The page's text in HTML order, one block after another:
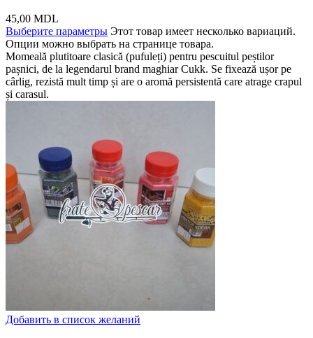
45,00 MDL
Выберите параметры Этот товар имеет несколько вариаций.
Опции можно выбрать на странице товара.
Momeală plutitoare clasică (pufuleți) pentru pescuitul peștilor
pașnici, de la legendarul brand maghiar Cukk. Se fixează ușor pe
cârlig, rezistă mult timp și are o aromă persistentă care atrage crapul
și carasul.
Добавить в список желаний